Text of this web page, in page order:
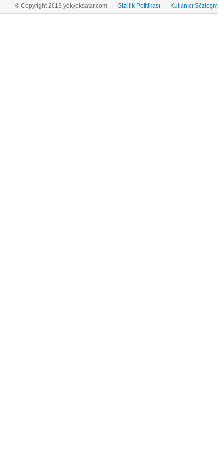
© Copyright 2013 yokyoksatar.com | Gizlilik Politikası Kullanıcı